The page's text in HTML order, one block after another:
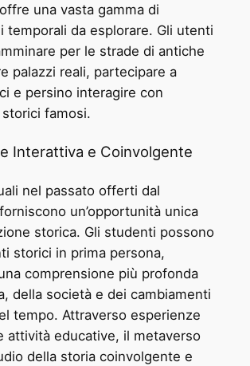
una vasta gamma di
temporali da esplorare. Gli utenti
per le strade di antiche
palazzi reali, partecipare a
e persino interagire con
famosi.
Interattiva e Coinvolgente
nel passato offerti dal
un’opportunità unica
storica. Gli studenti possono
storici in prima persona,
comprensione più profonda
della società e dei cambiamenti
tempo. Attraverso esperienze
attività educative, il metaverso
della storia coinvolgente e